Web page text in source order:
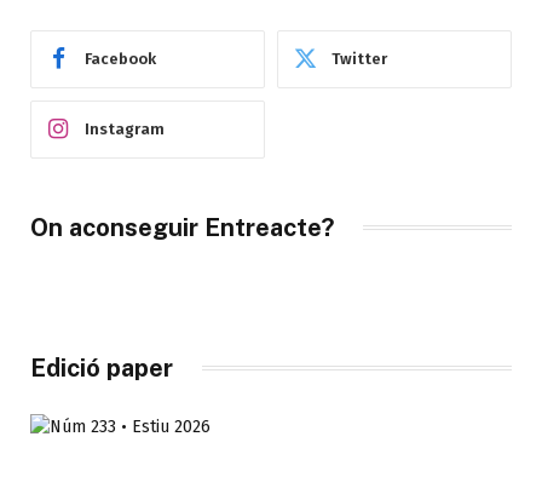
Facebook Twitter
Instagram
On aconseguir Entreacte?
Edició paper